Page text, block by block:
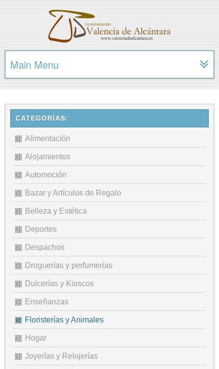
Main Menu
CATEGORÍAS:
Alimentación
Alojamientos
Automoción
Bazar y Artículos de Regalo
Belleza y Estética
Deportes
Despachos
Droguerías y perfumerías
Dulcerías y Kioscos
Enseñanzas
Floristerías y Animales
Hogar
Joyerías y Relojerías